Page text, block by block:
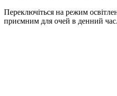
Переключіться на режим
приємним для очей в денний час.